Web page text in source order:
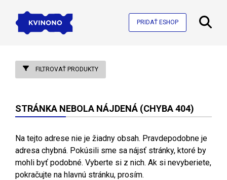
PRIDAŤ ESHOP
FILTROVAŤ PRODUKTY
STRÁNKA NEBOLA NÁJDENÁ (CHYBA 404)
Na tejto adrese nie je žiadny obsah. Pravdepodobne je
adresa chybná. Pokúsili sme sa nájsť stránky, ktoré by
mohli byť podobné. Vyberte si z nich. Ak si nevyberiete,
pokračujte na hlavnú stránku, prosím.